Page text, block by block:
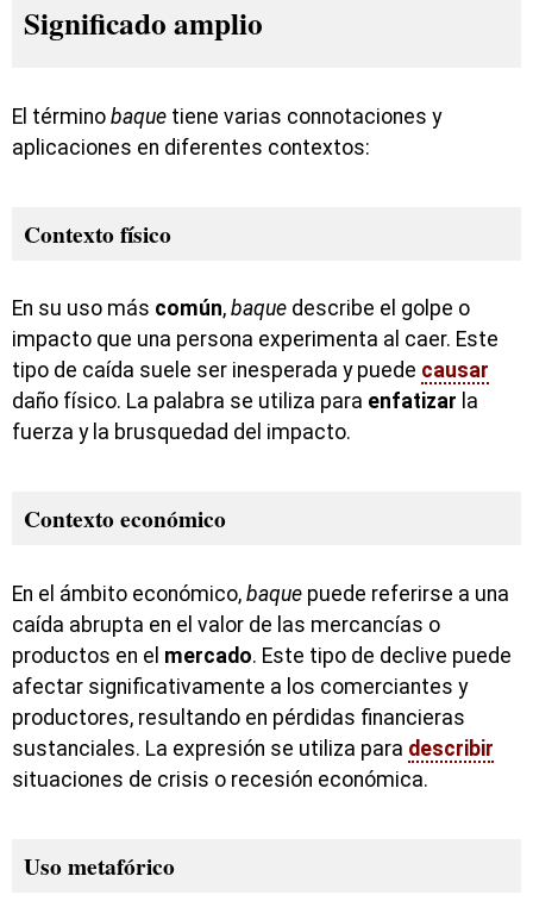
Significado amplio
El término baque tiene varias connotaciones y
aplicaciones en diferentes contextos:
Contexto físico
En su uso más común, baque describe el golpe o
impacto que una persona experimenta al caer. Este
tipo de caída suele ser inesperada y puede causar
daño físico. La palabra se utiliza para enfatizar la
fuerza y la brusquedad del impacto.
Contexto económico
En el ámbito económico, baque puede referirse a una
caída abrupta en el valor de las mercancías o
productos en el mercado. Este tipo de declive puede
afectar significativamente a los comerciantes y
productores, resultando en pérdidas financieras
sustanciales. La expresión se utiliza para describir
situaciones de crisis o recesión económica.
Uso metafórico